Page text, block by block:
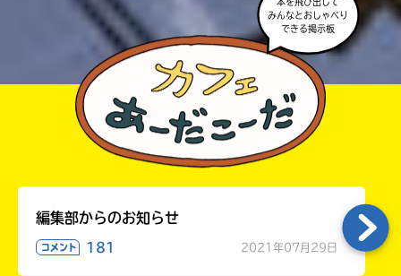
本を飛び出して
みんなとおしゃべり
できる掲示板
編集部からのお知らせ
コメント 181 2021年07月29日